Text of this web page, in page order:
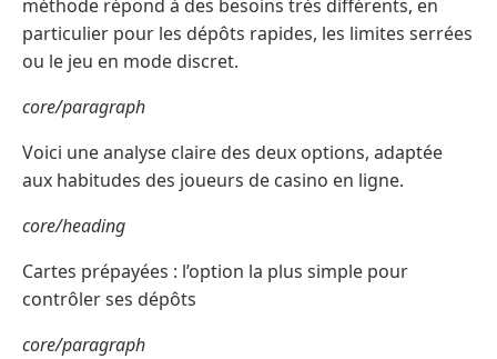
méthode répond à des besoins très différents, en
particulier pour les dépôts rapides, les limites serrées
ou le jeu en mode discret.
core/paragraph
Voici une analyse claire des deux options, adaptée
aux habitudes des joueurs de casino en ligne.
core/heading
Cartes prépayées : l’option la plus simple pour
contrôler ses dépôts
core/paragraph